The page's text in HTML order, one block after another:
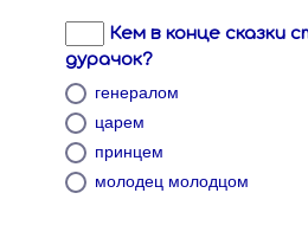
Кем в конце сказки
дурачок?
генералом
царем
принцем
молодец молодцом